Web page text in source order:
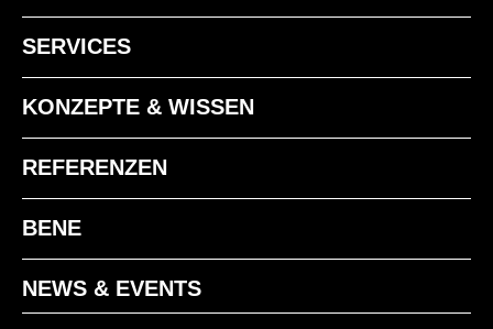
SERVICES
KONZEPTE & WISSEN
REFERENZEN
BENE
NEWS & EVENTS